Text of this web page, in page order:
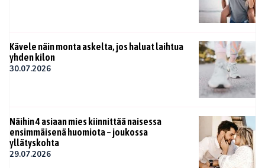
Kävele näin monta askelta, jos haluat laihtua
yhden kilon
30.07.2026
Näihin 4 asiaan mies kiinnittää naisessa
ensimmäisenä huomiota – joukossa
yllätyskohta
29.07.2026